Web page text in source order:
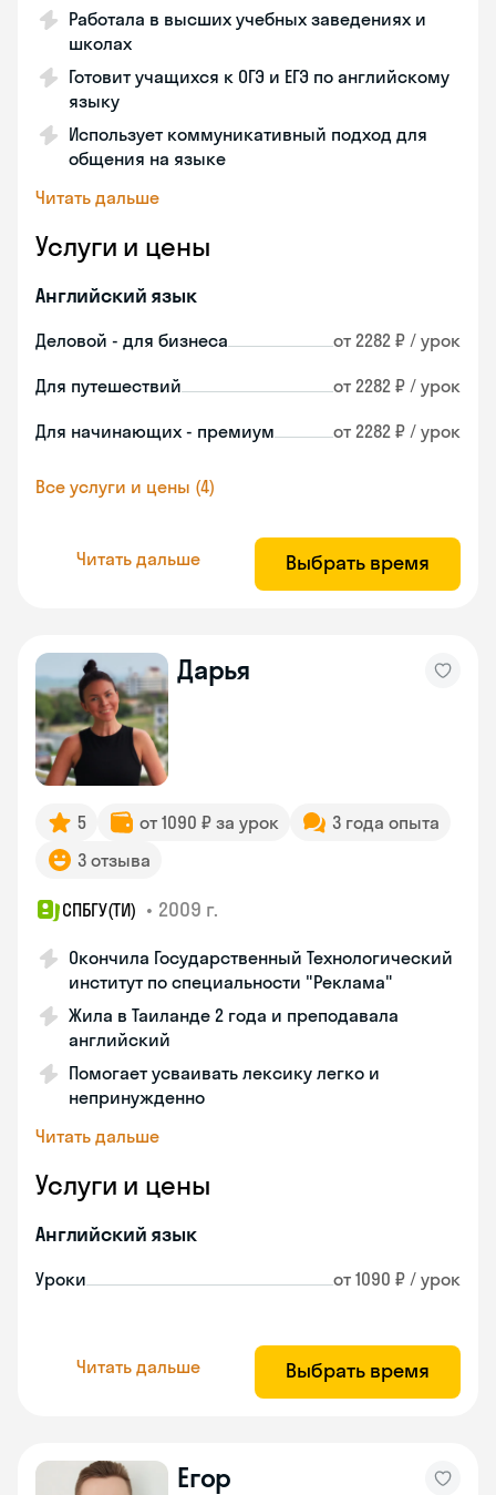
Работала в высших учебных заведениях и
школах
Готовит учащихся к ОГЭ и ЕГЭ по английскому
языку
Использует коммуникативный подход для
общения на языке
Читать дальше
Услуги и цены
Английский язык
Деловой - для бизнеса от 2282 ₽ / урок
Для путешествий от 2282 ₽ / урок
Для начинающих - премиум от 2282 ₽ / урок
Все услуги и цены (4)
Читать дальше Выбрать время
Дарья
5 от 1090 ₽ за урок
3 года опыта
3 отзыва
СПБГУ(ТИ) • 2009 г.
Окончила Государственный Технологический
институт по специальности "Реклама"
Жила в Таиланде 2 года и преподавала
английский
Помогает усваивать лексику легко и
непринужденно
Читать дальше
Услуги и цены
Английский язык
Уроки от 1090 ₽ / урок
Читать дальше Выбрать время
Егор